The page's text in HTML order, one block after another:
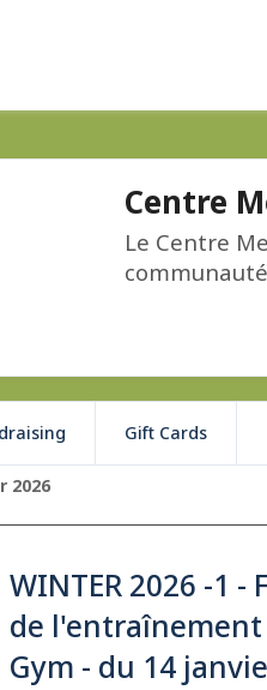
Centre
Le Centre
Gift Cards
2026
WINTER 2026 -1 -
de
Gym - du 14